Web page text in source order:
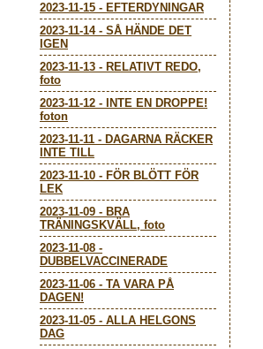
2023-11-15 - EFTERDYNINGAR
2023-11-14- SÅ HÄNDE DET
IGEN
2023-11-13 - RELATIVT REDO,
foto
2023-11-12 -
INTE EN DROPPE!
foton
2023-11-11 - DAGARNA RÄCKER
INTE TILL
2023-11-10 - FÖR BLÖTT FÖR
LEK
2023-11-09 - BRA
TRÄNINGSKVÄLL, foto
2023-11-08 -
DUBBELVACCINERADE
2023-11-06 - TA VARA PÅ
DAGEN!
2023-11-05 - ALLA HELGONS
DAG